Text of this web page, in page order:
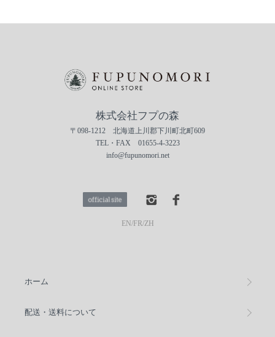
株式会社フプの森
〒098-1212 北海道上川郡下川町北町609
TEL・FAX 01655-4-3223
info@fupunomori.net
EN/FR/ZH
ホーム
配送・送料について